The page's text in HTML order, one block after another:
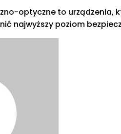
optyczne to urządzenia,
najwyższy poziom